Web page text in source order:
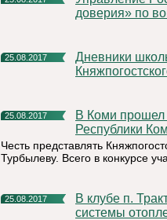
доверия» по
25.08.2017
Дневники школьника от «Единой России» поступили в школы
25.08.2017
В Коми прошел молодежный конкурс «Лучший призывник
Республики
Честь представлять
Турбылеву. Всего в конкурсе
25.08.2017
В клубе п. Тракт Княжпогостского района завершился ремонт
системы